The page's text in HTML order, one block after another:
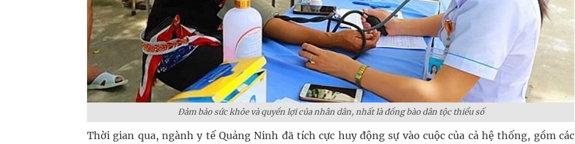
Đảm bảo sức khỏe và quyền lợi của nhân dân, nhất là đồng bào dân tộc thiểu số
Thời gian qua, ngành y tế Quảng Ninh đã tích cực huy động sự vào cuộc của cả hệ thống, gồm các